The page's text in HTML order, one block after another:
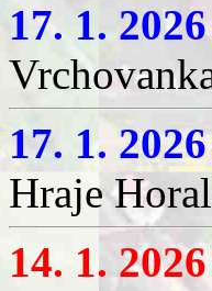
17. 1.
17. 1.
Hraje
14. 1.